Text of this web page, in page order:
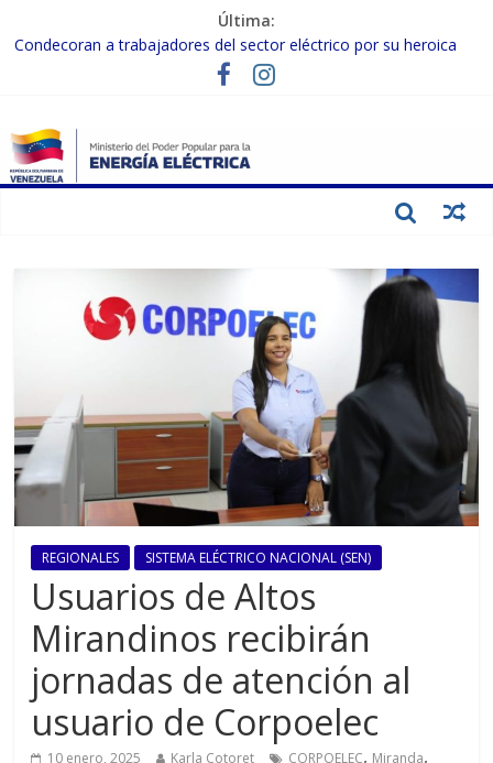
Última:
Condecoran a trabajadores del sector eléctrico por su heroica
labor tras el doble sismo del 24-J
Gobierno Nacional coordina acciones con el sector privado para
Inspeccionan trabajos de rehabilitación en instalaciones del SEN
en Carabobo
Gobierno Nacional activa plan preventivo para fortalecer el SEN
REGIONALES SISTEMA ELÉCTRICO NACIONAL (SEN)
Usuarios de Altos
Mirandinos recibirán
jornadas de atención al
usuario de Corpoelec
10 enero, 2025 Karla Cotoret CORPOELEC, Miranda,